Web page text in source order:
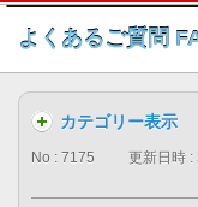
よくあるご質問
カテゴリー表示
No : 7175 更新日時